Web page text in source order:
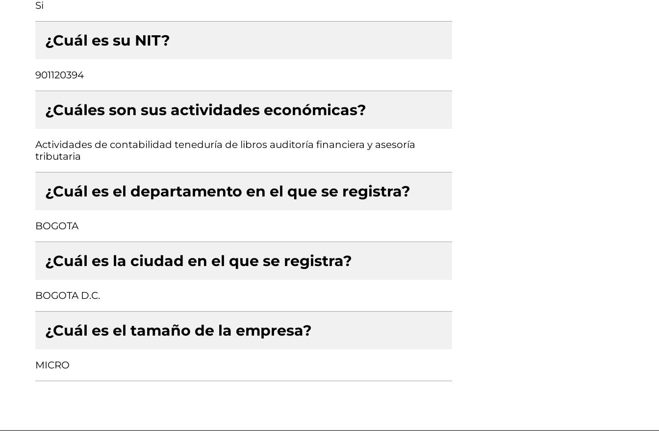
Si
¿Cuál es su NIT?
901120394
¿Cuáles son sus actividades económicas?
Actividades de contabilidad teneduría de libros auditoría financiera y asesoría
tributaria
¿Cuál es el departamento en el que se registra?
BOGOTA
¿Cuál es la ciudad en el que se registra?
BOGOTA D.C.
¿Cuál es el tamaño de la empresa?
MICRO